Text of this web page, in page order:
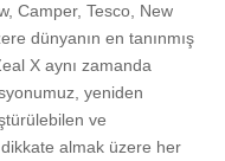
Camper, Tesco, New
dünyanın en tanınmış
X aynı zamanda
yeniden
ve
dikkate almak üzere her